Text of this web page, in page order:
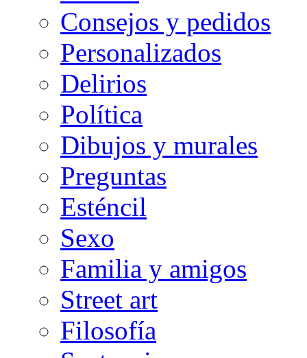
Consejos y pedidos
Personalizados
Delirios
Política
Dibujos y murales
Preguntas
Esténcil
Sexo
Familia y amigos
Street art
Filosofía